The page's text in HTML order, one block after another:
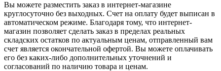
Вы можете разместить заказ в интернет-магазине
круглосуточно без выходных. Счет на оплату будет выписан в
автоматическом режиме. Благодаря тому, что интернет-
магазин позволяет сделать заказ в пределах реальных
складских остатков по актуальным ценам, отправленный вам
счет является окончательной офертой. Вы можете оплачивать
его без каких-либо дополнительных уточнений и
согласований по наличию товара и ценам.